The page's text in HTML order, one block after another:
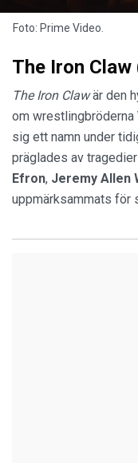
Foto: Prime Video.
The Iron
The Iron Clawär den
om wrestlingbröderna
sig ett namn under
präglades av
Efron, Jeremy Allen
uppmärksammats för